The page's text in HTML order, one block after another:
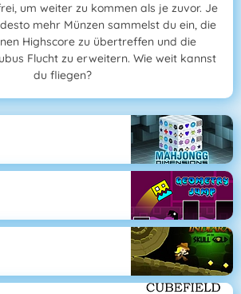
um weiter zu kommen als je zuvor. Je
mehr Münzen sammelst du ein, die
Highscore zu übertreffen und die
Flucht zu erweitern. Wie weit kannst
du fliegen?